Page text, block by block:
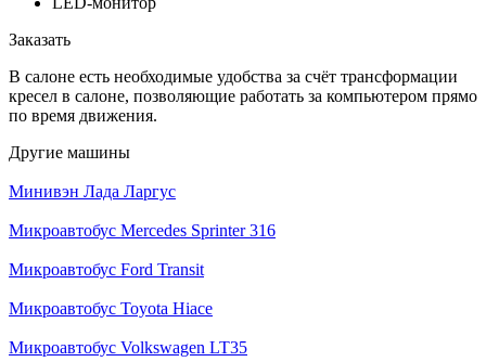
Заказать
В салоне есть необходимые удобства за счёт трансформации
кресел в салоне, позволяющие работать за компьютером прямо
по время движения.
Другие машины
Минивэн Лада Ларгус
Микроавтобус Mercedes Sprinter 316
Микроавтобус Ford Transit
Микроавтобус Toyota Hiace
Микроавтобус Volkswagen LT35